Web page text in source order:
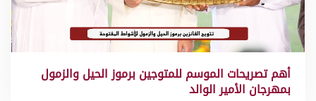
أهم تصريحات الموسم للمتوجين برموز الحيل والزمول
بمهرجان الأمير الوالد